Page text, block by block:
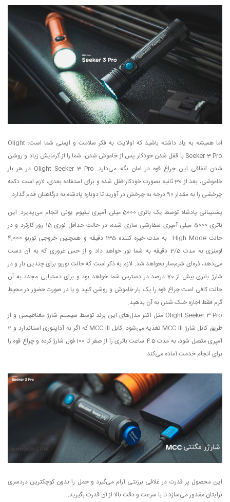
اما همیشه به یاد داشته باشید که اولایت به فکر سلامت و ایمنی شما است؛ Olight
Seeker 3 Pro با قفل شدن خودکار پس از خاموش شدن، شما را از گرمایش زیاد و روشن
شدن اتفاقی این چراغ قوه در امان نگه می‌دارد. Olight Seeker 3 Pro در هر بار
خاموشی، بعد از 30 ثانیه بصورت خودکار قفل شده و برای استفاده بعدی، لازم است دکمه
چرخشی را به مقدار 90 درجه به چرخش در آورید تا دوباره پادشاه به درگاهتان قدم گذارد.
پشتیبانی پادشاه توسط یک باتری 5000 میلی آمپری لیتیوم یونی انجام می‌پذیرد. این
باتری 5000 میلی آمپری سفارشی سازی شده، در حالت حداقل نوری 15 روز کارکرد و در
حالت High Mode به مدت خیره کننده 135 دقیقه و همچنین خروجی توربو 4,000
لومنزی به مدت 2/5 دقیقه به شما نور خواهد داد و از حس غروری که به آن دست
می‌دهد، ذره‌ای شرم‌سار نخواهد شد. لازم به ذکر است که حالت توربو برای چندین بار و در
شارژ باتری بیش از 70 درصد در دسترس شما خواهد بود و برای دستیابی مجدد به آن
حالت کافی است چراغ قوه را یک بار خاموش و روشن کنید و یا در صورت حضور در محیط
گرم فقط اجازه خنک شدن به آن بدهید.
Olight Seeker 3 Pro مثل اکثر مدل‌های این برند توسط سیستم شارژ مغناطیسی و از
طریق کابل شارژ MCC III تغذیه می‌شود. کابل MCC III که اگر به آداپتوری استاندارد و 2
آمپری متصل شود، به مدت 4.5 ساعت باتری را از صفر تا 100 فول شارژ کرده و چراغ قوه را
برای انجام خدمت آماده می‌کند.
این محصول پر قدرت در غلافی برزنتی آرام می‌گیرد و حمل را بدون کوچکترین دردسری
برایتان مقدور می‌سازد تا با سرعت و دقت بالا از آن قدرت بگیرید.